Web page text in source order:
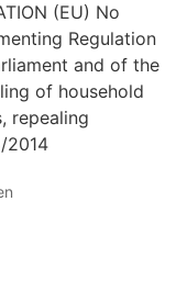
(EU) No
Regulation
and of the
of household
repealing
2014